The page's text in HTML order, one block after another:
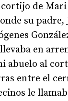
de
su padre,
en
abuelo al
entre el
le